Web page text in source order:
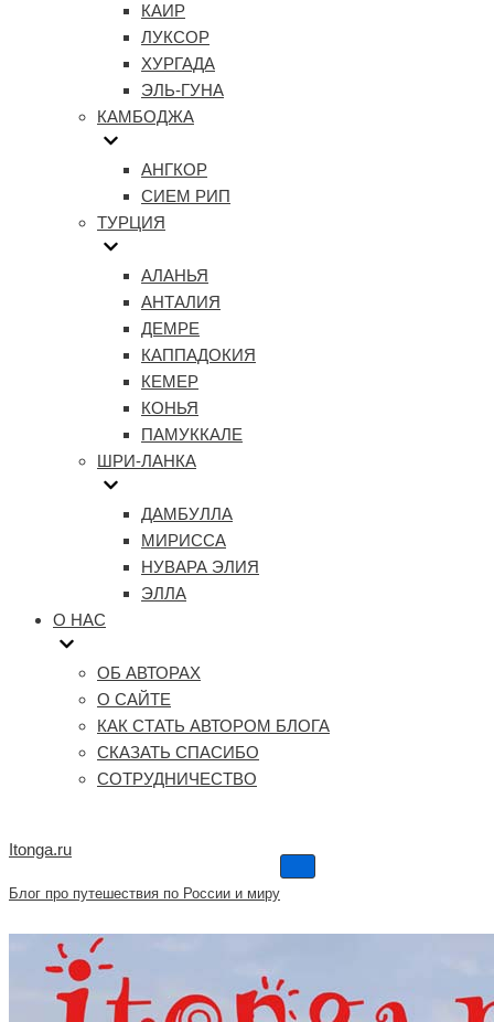
КАИР
ЛУКСОР
ХУРГАДА
ЭЛЬ-ГУНА
КАМБОДЖА
АНГКОР
СИЕМ РИП
ТУРЦИЯ
АЛАНЬЯ
АНТАЛИЯ
ДЕМРЕ
КАППАДОКИЯ
КЕМЕР
КОНЬЯ
ПАМУККАЛЕ
ШРИ-ЛАНКА
ДАМБУЛЛА
МИРИССА
НУВАРА ЭЛИЯ
ЭЛЛА
О НАС
ОБ АВТОРАХ
О САЙТЕ
КАК СТАТЬ АВТОРОМ БЛОГА
СКАЗАТЬ СПАСИБО
СОТРУДНИЧЕСТВО
Itonga.ru
Блог про путешествия по России и миру
Меню